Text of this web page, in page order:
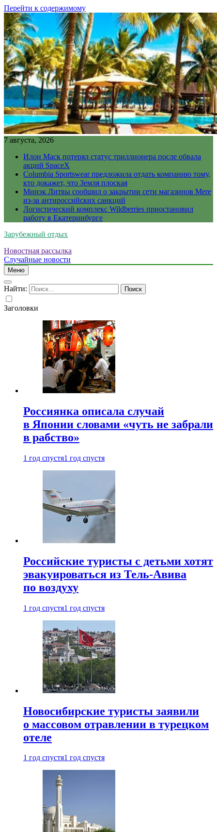
Перейти к содержимому
7 августа, 2026
Илон Маск потерял статус триллионера после обвала
акций SpaceX
Columbia Sportswear предложила отдать компанию тому,
кто докажет, что Земля плоская
Минэк Литвы сообщил о закрытии сети магазинов Mere
из-за антироссийских санкций
Логистический комплекс Wildberries приостановил
работу в Екатеринбурге
Зарубежный отдых
Новостная рассылка
Случайные новости
Меню
Найти:
Заголовки
Россиянка описала случай
в Японии словами «чуть не забрали
в рабство»
1 год спустя1 год спустя
Российские туристы с детьми хотят
эвакуироваться из Тель-Авива
по воздуху
1 год спустя1 год спустя
Новосибирские туристы заявили
о массовом отравлении в турецком
отеле
1 год спустя1 год спустя